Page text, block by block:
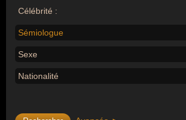
Célébrité :
Sémiologue
Sexe
Nationalité